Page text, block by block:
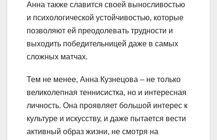
Анна также славится своей выносливостью
и психологической устойчивостью, которые
позволяют ей преодолевать трудности и
выходить победительницей даже в самых
сложных матчах.
Тем не менее, Анна Кузнецова – не только
великолепная теннисистка, но и интересная
личность. Она проявляет большой интерес к
культуре и искусству, и даже пытается вести
активный образ жизни, не смотря на